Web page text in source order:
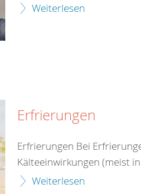
Weiterlesen
Erfrierungen
Erfrierungen Bei
Kälteeinwirkungen (meist
Weiterlesen